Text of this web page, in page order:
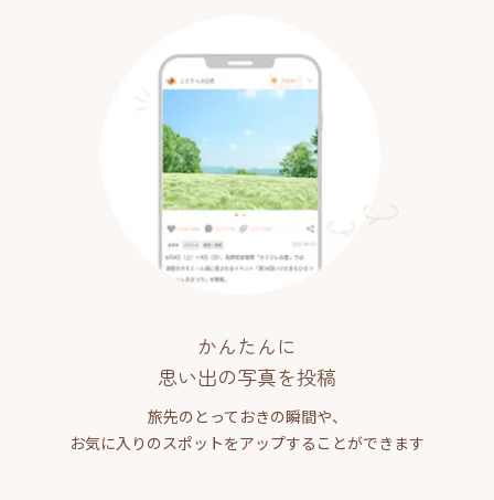
かんたんに
思い出の写真を投稿
旅先のとっておきの瞬間や、
お気に入りのスポットをアップすることができます